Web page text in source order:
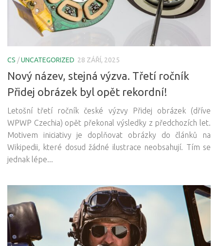
CS /UNCATEGORIZED 28 ZÁŘÍ, 2025
Nový název, stejná výzva. Třetí ročník
Přidej obrázek byl opět rekordní!
Letošní třetí ročník české výzvy Přidej obrázek (dříve
WPWP Czechia) opět překonal výsledky z předchozích let.
Motivem iniciativy je doplňovat obrázky do článků na
Wikipedii, které dosud žádné ilustrace neobsahují. Tím se
jednak lépe...